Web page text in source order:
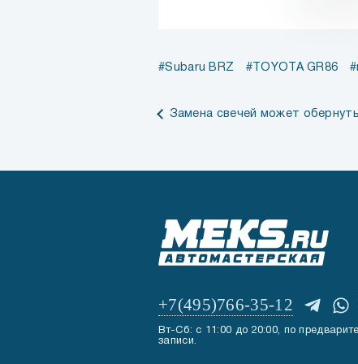
Subaru BRZ TOYOTA GR86
Замена свечей может
+7(495)766-35-12
Вт-Сб: с 11:00 до 20:00, по
записи.